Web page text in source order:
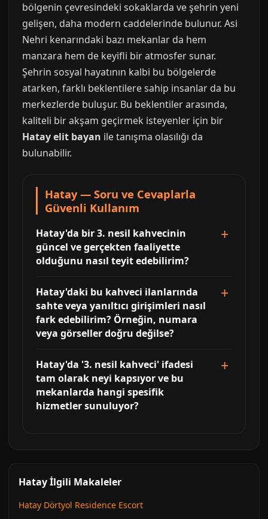
bölgenin çevresindeki sokaklarda ve şehrin yeni
gelişen, daha modern caddelerinde bulunur. Asi
Nehri kenarındaki bazı mekanlar da hem
manzara hem de keyifli bir atmosfer sunar.
Şehrin sosyal hayatının kalbi bu bölgelerde
atarken, farklı beklentilere sahip insanlar da bu
merkezlerde buluşur. Bu beklentiler arasında,
kaliteli bir akşam geçirmek isteyenler için bir
Hatay elit bayan ile tanışma olasılığı da
bulunabilir.
Hatay — Soru ve Cevaplarla
Güvenli Kullanım
Hatay'da bir 3. nesil kahvecinin
güncel ve gerçekten faaliyette
olduğunu nasıl teyit edebilirim?
Hatay'daki bu kahveci ilanlarında
sahte veya yanıltıcı girişimleri nasıl
fark edebilirim? Örneğin, numara
veya görseller doğru değilse?
Hatay'da '3. nesil kahveci' ifadesi
tam olarak neyi kapsıyor ve bu
mekanlarda hangi spesifik
hizmetler sunuluyor?
Hatay İlgili Makaleler
Hatay Dörtyol Residence Escort